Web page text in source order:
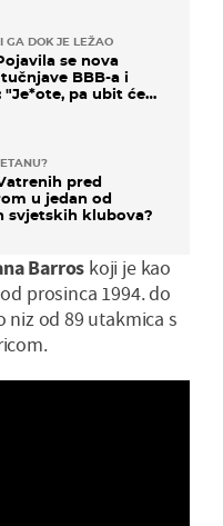
GA DOK JE LEŽAO
se nova
BBB-a i
"Je*ote, pa ubit će
pred
u jedan od
svjetskih klubova?
Barros koji je kao
prosinca 1994. do
niz od 89 utakmica s